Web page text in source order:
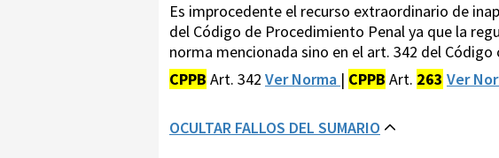
Es improcedente el recurso extraordinario de
del Código de Procedimiento Penal ya que la
norma mencionada sino en el art. 342 del Código
CPPB Art. 342 Ver Norma | CPPB Art. 263 Ver
OCULTAR FALLOS DEL SUMARIO